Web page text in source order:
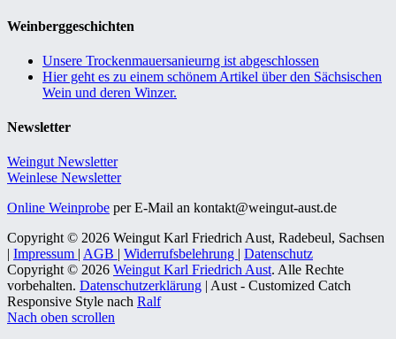
Weinberggeschichten
Unsere Trockenmauersanieurng ist abgeschlossen
Hier geht es zu einem schönem Artikel über den Sächsischen
Wein und deren Winzer.
Newsletter
Weingut Newsletter
Weinlese Newsletter
Online Weinprobe per E-Mail an kontakt@weingut-aust.de
Copyright © 2026 Weingut Karl Friedrich Aust, Radebeul, Sachsen
| Impressum | AGB | Widerrufsbelehrung | Datenschutz
Copyright © 2026 Weingut Karl Friedrich Aust. Alle Rechte
vorbehalten. Datenschutzerklärung | Aust - Customized Catch
Responsive Style nach Ralf
Nach oben scrollen